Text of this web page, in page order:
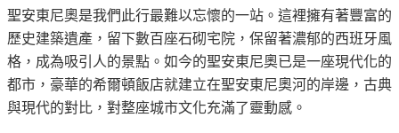
聖安東尼奧是我們此行最難以忘懷的一站。這裡擁有著豐富的
歷史建築遺產，留下數百座石砌宅院，保留著濃郁的西班牙風
格，成為吸引人的景點。如今的聖安東尼奧已是一座現代化的
都市，豪華的希爾頓飯店就建立在聖安東尼奧河的岸邊，古典
與現代的對比，對整座城市文化充滿了靈動感。